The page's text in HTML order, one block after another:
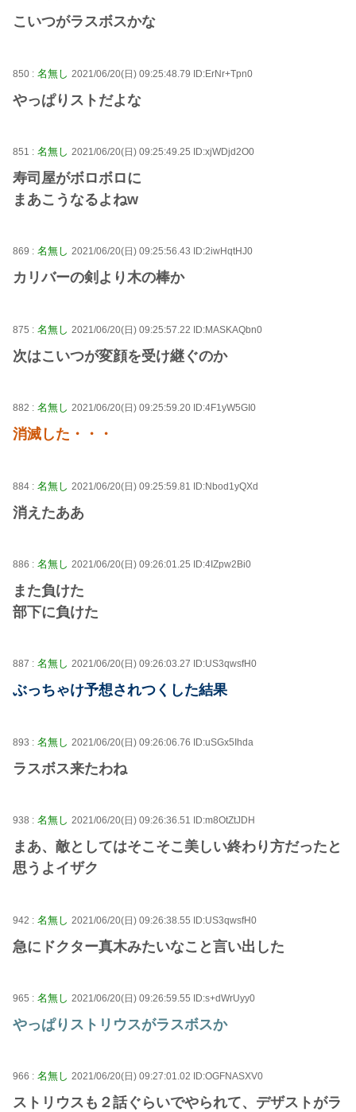
こいつがラスボスかな
850 : 名無し 2021/06/20(日) 09:25:48.79 ID:ErNr+Tpn0
やっぱりストだよな
851 : 名無し 2021/06/20(日) 09:25:49.25 ID:xjWDjd2O0
寿司屋がボロボロに
まあこうなるよねw
869 : 名無し 2021/06/20(日) 09:25:56.43 ID:2iwHqtHJ0
カリバーの剣より木の棒か
875 : 名無し 2021/06/20(日) 09:25:57.22 ID:MASKAQbn0
次はこいつが変顔を受け継ぐのか
882 : 名無し 2021/06/20(日) 09:25:59.20 ID:4F1yW5GI0
消滅した・・・
884 : 名無し 2021/06/20(日) 09:25:59.81 ID:Nbod1yQXd
消えたああ
886 : 名無し 2021/06/20(日) 09:26:01.25 ID:4IZpw2Bi0
また負けた
部下に負けた
887 : 名無し 2021/06/20(日) 09:26:03.27 ID:US3qwsfH0
ぶっちゃけ予想されつくした結果
893 : 名無し 2021/06/20(日) 09:26:06.76 ID:uSGx5Ihda
ラスボス来たわね
938 : 名無し 2021/06/20(日) 09:26:36.51 ID:m8OtZtJDH
まあ、敵としてはそこそこ美しい終わり方だったと
思うよイザク
942 : 名無し 2021/06/20(日) 09:26:38.55 ID:US3qwsfH0
急にドクター真木みたいなこと言い出した
965 : 名無し 2021/06/20(日) 09:26:59.55 ID:s+dWrUyy0
やっぱりストリウスがラスボスか
966 : 名無し 2021/06/20(日) 09:27:01.02 ID:OGFNASXV0
ストリウスも２話ぐらいでやられて、デザストがラ